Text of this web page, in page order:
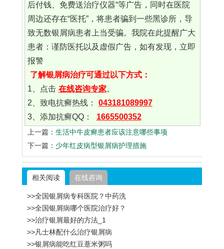
后付钱、免费送治疗仪器“等广告，同时在医院
周边还存在“医托”，将患者骗到一些黑诊所，导
致无数银屑病患者上当受骗。我院在此提醒广大
患者：谨防医托以及虚假广告，如有发现，立即
报警
了解银屑病治疗可通过以下方式：
1、点击 在线咨询专家。
2、致电抗癣热线：
043181089997
3、添加抗癣QQ：
1665500352
上一篇： 生活中牛皮癣患者应该注意哪些事项
下一篇： 少年红皮病型银屑病护理措施
相关阅读 在线咨询
>>全国银屑病专科医院？中药洗
>>全国银屑病哪个医院治疗好？
>>治疗银屑最好的方法_1
>>凡士林配什么治疗银屑病
>>银屑病能吃红豆薏米粥吗